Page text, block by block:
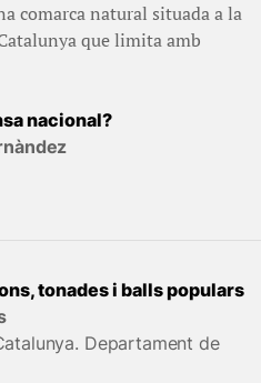
comarca natural situada a la
que limita amb
nacional?
tonades i balls populars
Departament de